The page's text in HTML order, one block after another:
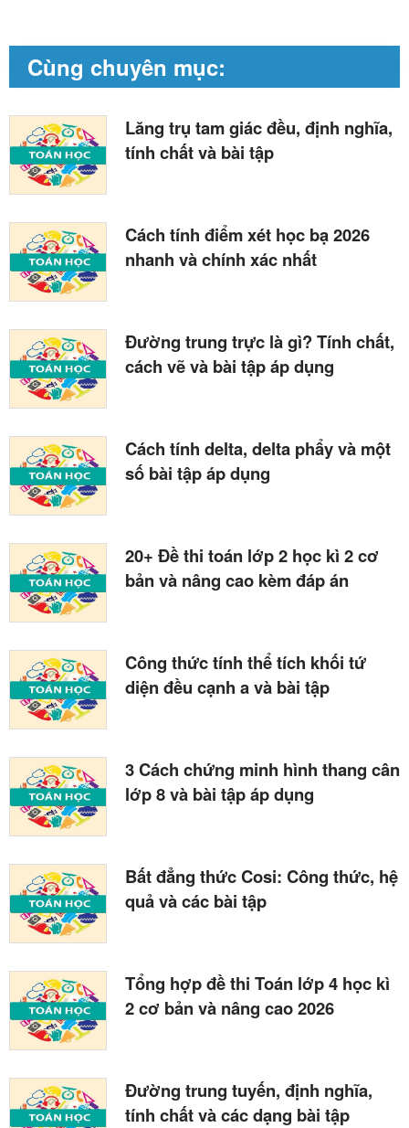
Cùng chuyên mục:
Lăng trụ tam giác đều, định nghĩa,
tính chất và bài tập
Cách tính điểm xét học bạ 2026
nhanh và chính xác nhất
Đường trung trực là gì? Tính chất,
cách vẽ và bài tập áp dụng
Cách tính delta, delta phẩy và một
số bài tập áp dụng
20+ Đề thi toán lớp 2 học kì 2 cơ
bản và nâng cao kèm đáp án
Công thức tính thể tích khối tứ
diện đều cạnh a và bài tập
3 Cách chứng minh hình thang cân
lớp 8 và bài tập áp dụng
Bất đẳng thức Cosi: Công thức, hệ
quả và các bài tập
Tổng hợp đề thi Toán lớp 4 học kì
2 cơ bản và nâng cao 2026
Đường trung tuyến, định nghĩa,
tính chất và các dạng bài tập